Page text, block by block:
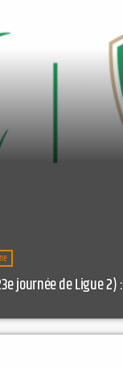
journée de Ligue 2)